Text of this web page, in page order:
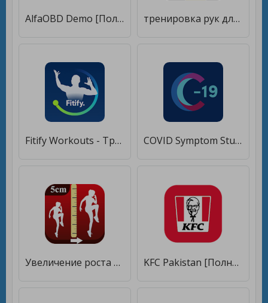
AlfaOBD Demo [Полная версия] тренировка рук для женщин-упражнение на трицепс [Premium]
Fitify Workouts - Тренировки и фитнес-планы [Unlocked] COVID Symptom Study [Полная версия]
Увеличение роста Упражнение [Premium] KFC Pakistan [Полная версия]